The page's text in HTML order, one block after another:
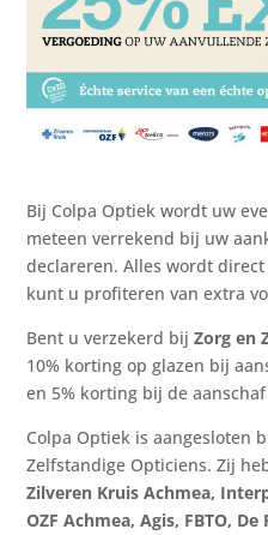
Bij Colpa Optiek wordt uw
meteen verrekend bij uw
declareren. Alles wordt
kunt u profiteren van extra
Bent u verzekerd bijZorg en
10% korting op glazen bij
en 5% korting bij de
Colpa Optiek is aangesloten
Zelfstandige Opticiens. Zij
Zilveren Kruis Achmea,
OZF Achmea, Agis, FBTO,